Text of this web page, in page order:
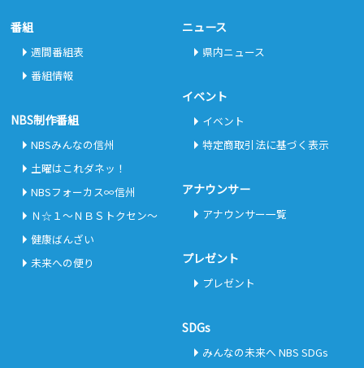
番組
週間番組表
番組情報
NBS制作番組
NBSみんなの信州
土曜はこれダネッ！
NBSフォーカス∞信州
Ｎ☆１～ＮＢＳトクセン～
健康ばんざい
未来への便り
ニュース
県内ニュース
イベント
イベント
特定商取引法に基づく表示
アナウンサー
アナウンサー一覧
プレゼント
プレゼント
SDGs
みんなの未来へ NBS SDGs